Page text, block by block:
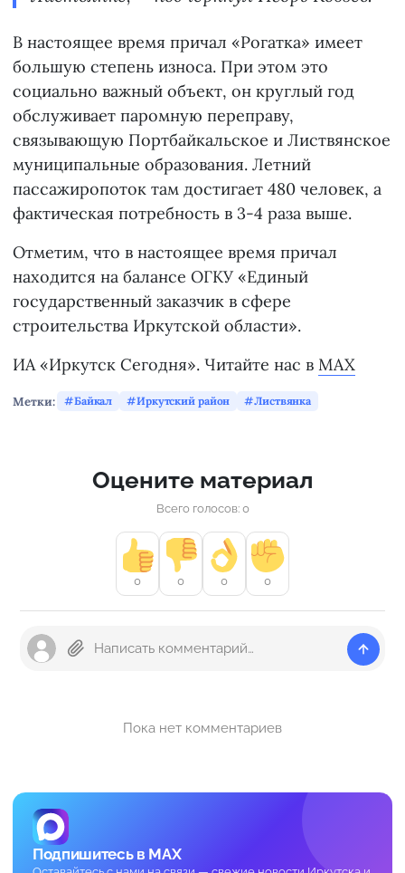
В настоящее время причал «Рогатка» имеет
большую степень износа. При этом это
социально важный объект, он круглый год
обслуживает паромную переправу,
связывающую Портбайкальское и Листвянское
муниципальные образования. Летний
пассажиропоток там достигает 480 человек, а
фактическая потребность в 3-4 раза выше.
Отметим, что в настоящее время причал
находится на балансе ОГКУ «Единый
государственный заказчик в сфере
строительства Иркутской области».
ИА «Иркутск Сегодня». Читайте нас в MAX
Метки: Байкал Иркутский район Листвянка
Оцените материал
Всего голосов: 0
0 0 0 0
Пока нет комментариев
Подпишитесь в MAX